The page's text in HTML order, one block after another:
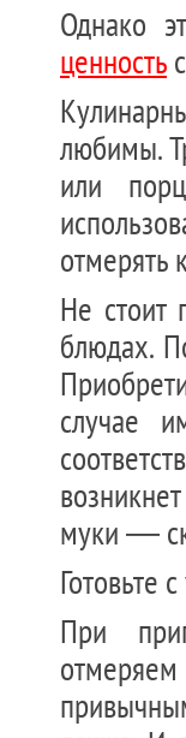
Однако
ценность
любимы.
или
отмерять
Не стоит
блюдах.
случае
муки —
Готовьте
При